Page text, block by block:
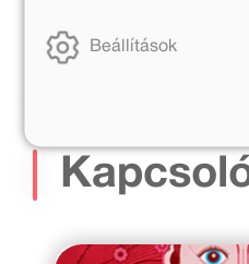
5 399 FtBeállítások